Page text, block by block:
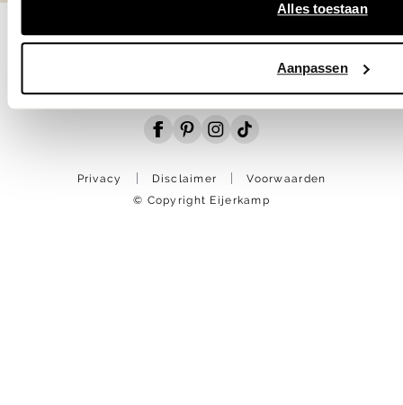
Alles toestaan
Aanpassen
Privacy Disclaimer
Voorwaarden
© Copyright Eijerkamp